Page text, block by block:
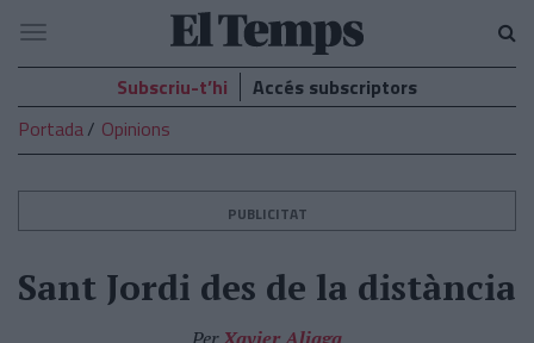
El
Temps
Navegació
Subscriu-t’hi
Accés subscriptors
Portada
Opinions
PUBLICITAT
Sant Jordi des de la distància